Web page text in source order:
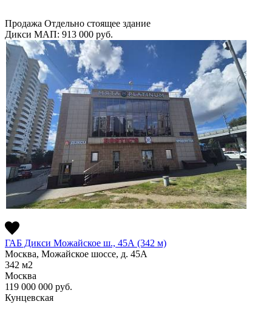
Продажа Отдельно стоящее здание
Дикси МАП: 913 000 руб.
ГАБ Дикси Можайское ш., 45А (342 м)
Москва, Можайское шоссе, д. 45А
342 м2
Москва
119 000 000 руб.
Кунцевская